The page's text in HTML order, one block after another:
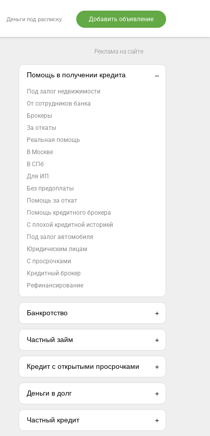
Деньги под расписку Добавить объявление
Реклама на сайте
Помощь в получении кредита
Под залог недвижимости
От сотрудников банка
Брокеры
За откаты
Реальная помощь
В Москве
В СПб
Для ИП
Без предоплаты
Помощь за откат
Помощь кредитного брокера
С плохой кредитной историей
Под залог автомобиля
Юридическим лицам
С просрочками
Кредитный брокер
Рефинансирование
Банкротство
Частный займ
Кредит с открытыми просрочками
Деньги в долг
Частный кредит